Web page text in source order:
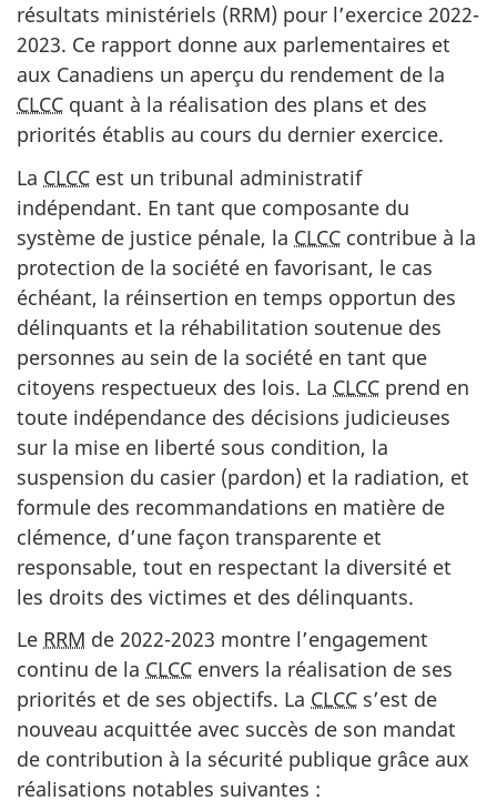
résultats ministériels (RRM) pour l’exercice 2022-
2023. Ce rapport donne aux parlementaires et
aux Canadiens un aperçu du rendement de la
CLCC quant à la réalisation des plans et des
priorités établis au cours du dernier exercice.
La CLCC est un tribunal administratif
indépendant. En tant que composante du
système de justice pénale, la CLCC contribue à la
protection de la société en favorisant, le cas
échéant, la réinsertion en temps opportun des
délinquants et la réhabilitation soutenue des
personnes au sein de la société en tant que
citoyens respectueux des lois. La CLCC prend en
toute indépendance des décisions judicieuses
sur la mise en liberté sous condition, la
suspension du casier (pardon) et la radiation, et
formule des recommandations en matière de
clémence, d’une façon transparente et
responsable, tout en respectant la diversité et
les droits des victimes et des délinquants.
Le RRM de 2022-2023 montre l’engagement
continu de la CLCC envers la réalisation de ses
priorités et de ses objectifs. La CLCC s’est de
nouveau acquittée avec succès de son mandat
de contribution à la sécurité publique grâce aux
réalisations notables suivantes :